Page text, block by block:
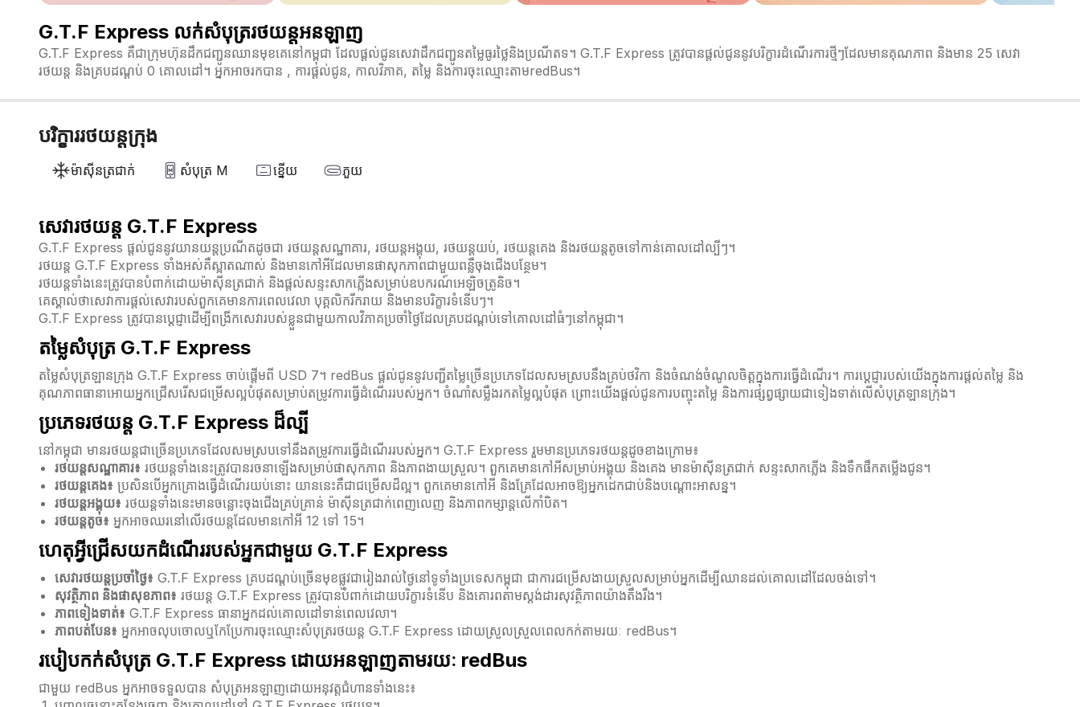
G.T.F Express លក់សំបុត្ររថយន្តអនឡាញ
G.T.F Express គឺជាក្រុមហ៊ុនដឹកជញ្ជូនឈានមុខគេនៅកម្ពុជា ដែលផ្តល់ជូនសេវាដឹកជញ្ជូនតម្លៃធូរថ្លៃនិងប្រណីតទ។ G.T.F Express ត្រូវបានផ្តល់ជូននូវបរិក្ខារដំណើរការថ្មីៗដែលមានគុណភាព និងមាន 25 សេវា
រថយន្ត និងគ្របដណ្តប់ 0 គោលដៅ។ អ្នកអាចរកបាន , ការផ្តល់ជូន, កាលវិភាគ, តម្លៃ និងការចុះឈ្មោះតាមredBus។
បរិក្ខាររថយន្តក្រុង
ម៉ាស៊ីនត្រជាក់ សំបុត្រ M ខ្នើយ ភួយ
សេវារថយន្ត G.T.F Express
G.T.F Express ផ្តល់ជូននូវយានយន្តប្រណីតដូចជា រថយន្តសណ្ឋាគារ, រថយន្តអង្គុយ, រថយន្តយប់, រថយន្តគេង និងរថយន្តតូចទៅកាន់គោលដៅល្បីៗ។
រថយន្ត G.T.F Express ទាំងអស់គឺស្អាតណាស់ និងមានកៅអីដែលមានផាសុកភាពជាមួយពន្លឺចុងជើងបន្ថែម។
រថយន្តទាំងនេះត្រូវបានបំពាក់ដោយម៉ាស៊ីនត្រជាក់ និងផ្តល់សន្ទះសាកភ្លើងសម្រាប់ឧបករណ៍អេឡិចត្រូនិច។
គេស្គាល់ថាសេវាការផ្តល់សេវារបស់ពួកគេមានការពេលវេលា បុគ្គលិករីករាយ និងមានបរិក្ខារទំនើបៗ។
G.T.F Express ត្រូវបានប្តេជ្ញាដើម្បីពង្រីកសេវារបស់ខ្លួនជាមួយកាលវិភាគប្រចាំថ្ងៃដែលគ្របដណ្តប់ទៅគោលដៅធំៗនៅកម្ពុជា។
តម្លៃសំបុត្រ G.T.F Express
តម្លៃសំបុត្រឡានក្រុង G.T.F Express ចាប់ផ្តើមពី USD 7។ redBus ផ្តល់ជូននូវបញ្ជីតម្លៃច្រើនប្រភេទដែលសមស្របនឹងគ្រប់ថវិកា និងចំណង់ចំណូលចិត្តក្នុងការធ្វើដំណើរ។ ការប្តេជ្ញារបស់យើងក្នុងការផ្តល់តម្លៃ និង
គុណភាពធានាអោយអ្នកជ្រើសរើសជម្រើសល្អបំផុតសម្រាប់តម្រូវការធ្វើដំណើររបស់អ្នក។ ចំណាំសម្លឹងរកតម្លៃល្អបំផុត ព្រោះយើងផ្តល់ជូនការបញ្ចុះតម្លៃ និងការផ្សព្វផ្សាយជាទៀងទាត់លើសំបុត្រឡានក្រុង។
ប្រភេទរថយន្ត G.T.F Express ដ៏ល្បី
នៅកម្ពុជា មានរថយន្តជាច្រើនប្រភេទដែលសមស្របទៅនឹងតម្រូវការធ្វើដំណើររបស់អ្នក។ G.T.F Express រួមមានប្រភេទរថយន្តដូចខាងក្រោម៖
រថយន្តសណ្ឋាគារ៖ រថយន្តទាំងនេះត្រូវបានរចនាឡើងសម្រាប់ផាសុកភាព និងភាពងាយស្រួល។ ពួកគេមានកៅអីសម្រាប់អង្គុយ និងគេង មានម៉ាស៊ីនត្រជាក់ សន្ទះសាកភ្លើង និងទឹកផឹកតម្លើងជូន។
រថយន្តគេង៖ ប្រសិនបើអ្នកគ្រោងធ្វើដំណើរយប់នោះ យាននេះគឺជាជម្រើសដ៏ល្អ។ ពួកគេមានកៅអី និងគ្រែដែលអាចឱ្យអ្នកដេកជាប់និងបណ្ដោះអាសន្ន។
រថយន្តអង្គុយ៖ រថយន្តទាំងនេះមានចន្លោះចុងជើងគ្រប់គ្រាន់ ម៉ាស៊ីនត្រជាក់ពេញលេញ និងភាពកម្សាន្តលើកាំបិត។
រថយន្តតូច៖ អ្នកអាចឈរនៅលើរថយន្តដែលមានកៅអី 12 ទៅ 15។
ហេតុអ្វីជ្រើសយកដំណើររបស់អ្នកជាមួយ G.T.F Express
សេវារថយន្តប្រចាំថ្ងៃ៖ G.T.F Express គ្របដណ្តប់ច្រើនមុខផ្លូវជារៀងរាល់ថ្ងៃនៅទូទាំងប្រទេសកម្ពុជា ជាការជម្រើសងាយស្រួលសម្រាប់អ្នកដើម្បីឈានដល់គោលដៅដែលចង់ទៅ។
សុវត្ថិភាព និងផាសុខភាព៖ រថយន្ត G.T.F Express ត្រូវបានបំពាក់ដោយបរិក្ខារទំនើប និងគោរពតាមស្តង់ដារសុវត្ថិភាពយ៉ាងតឹងរឹង។
ភាពទៀងទាត់៖ G.T.F Express ធានាអ្នកដល់គោលដៅទាន់ពេលវេលា។
ភាពបត់បែន៖ អ្នកអាចលុបចោលឬកែប្រែការចុះឈ្មោះសំបុត្ររថយន្ត G.T.F Express ដោយស្រួលស្រួលពេលកក់តាមរយៈ redBus។
របៀបកក់សំបុត្រ G.T.F Express ដោយអនឡាញតាមរយៈ redBus
ជាមួយ redBus អ្នកអាចទទួលបាន សំបុត្រអនឡាញដោយអនុវត្តជំហានទាំងនេះ៖